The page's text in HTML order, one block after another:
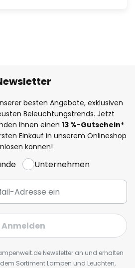
besten Angebote, exklusiven
Beleuchtungstrends. Jetzt
Ihnen einen 13 %-Gutschein*
Einkauf in unserem Onlineshop
können!
Unternehmen
Anmelden
Newsletter an und erhalten
Sortiment Lampen und Leuchten,